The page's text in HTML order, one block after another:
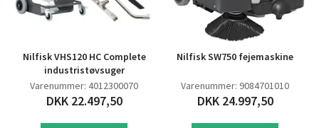
Nilfisk VHS120 HC Complete
industristøvsuger
Varenummer: 4012300070
DKK 22.497,50
Nilfisk SW750 fejemaskine
Varenummer: 9084701010
DKK 24.997,50